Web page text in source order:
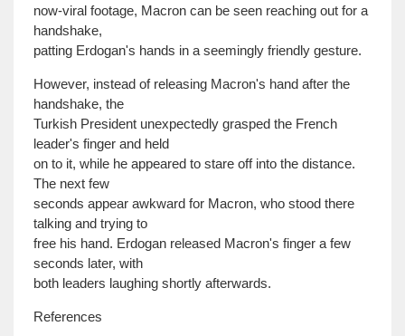
now-viral footage, Macron can be seen reaching out for a
handshake,
patting Erdogan's hands in a seemingly friendly gesture.
However, instead of releasing Macron's hand after the
handshake, the
Turkish President unexpectedly grasped the French
leader's finger and held
on to it, while he appeared to stare off into the distance.
The next few
seconds appear awkward for Macron, who stood there
talking and trying to
free his hand. Erdogan released Macron's finger a few
seconds later, with
both leaders laughing shortly afterwards.
References